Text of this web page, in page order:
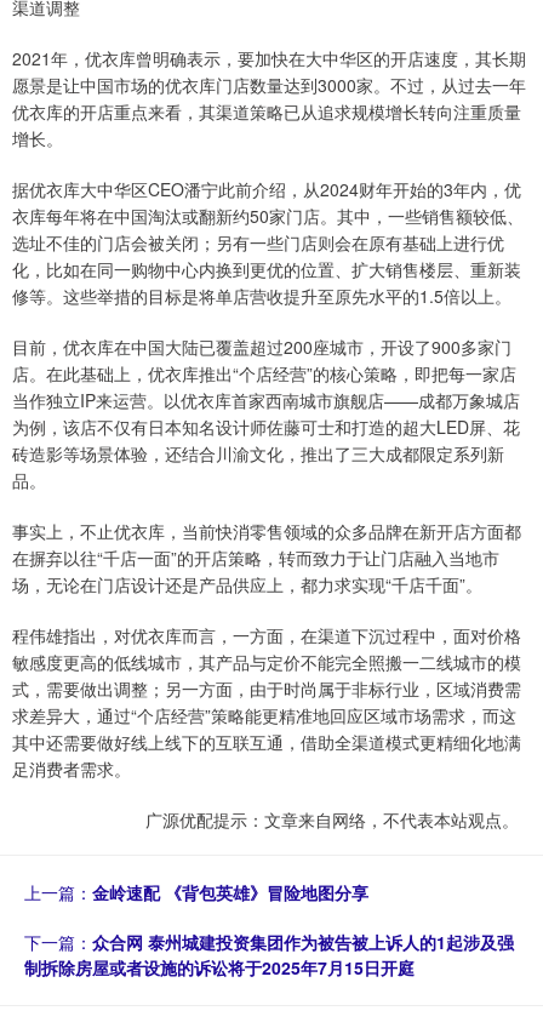
渠道调整
2021年，优衣库曾明确表示，要加快在大中华区的开店速度，其长期
愿景是让中国市场的优衣库门店数量达到3000家。不过，从过去一年
优衣库的开店重点来看，其渠道策略已从追求规模增长转向注重质量
增长。
据优衣库大中华区CEO潘宁此前介绍，从2024财年开始的3年内，优
衣库每年将在中国淘汰或翻新约50家门店。其中，一些销售额较低、
选址不佳的门店会被关闭；另有一些门店则会在原有基础上进行优
化，比如在同一购物中心内换到更优的位置、扩大销售楼层、重新装
修等。这些举措的目标是将单店营收提升至原先水平的1.5倍以上。
目前，优衣库在中国大陆已覆盖超过200座城市，开设了900多家门
店。在此基础上，优衣库推出“个店经营”的核心策略，即把每一家店
当作独立IP来运营。以优衣库首家西南城市旗舰店——成都万象城店
为例，该店不仅有日本知名设计师佐藤可士和打造的超大LED屏、花
砖造影等场景体验，还结合川渝文化，推出了三大成都限定系列新
品。
事实上，不止优衣库，当前快消零售领域的众多品牌在新开店方面都
在摒弃以往“千店一面”的开店策略，转而致力于让门店融入当地市
场，无论在门店设计还是产品供应上，都力求实现“千店千面”。
程伟雄指出，对优衣库而言，一方面，在渠道下沉过程中，面对价格
敏感度更高的低线城市，其产品与定价不能完全照搬一二线城市的模
式，需要做出调整；另一方面，由于时尚属于非标行业，区域消费需
求差异大，通过“个店经营”策略能更精准地回应区域市场需求，而这
其中还需要做好线上线下的互联互通，借助全渠道模式更精细化地满
足消费者需求。
广源优配提示：文章来自网络，不代表本站观点。
上一篇： 金岭速配 《背包英雄》冒险地图分享
下一篇： 众合网 泰州城建投资集团作为被告被上诉人的1起涉及强
制拆除房屋或者设施的诉讼将于2025年7月15日开庭